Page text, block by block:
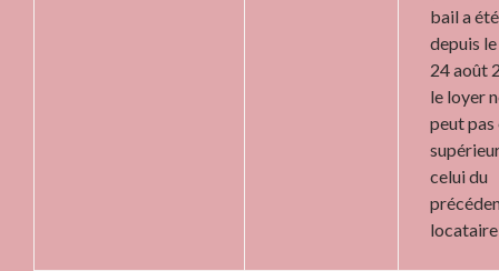
bail a
depuis le
24 août
le loyer
peut
celui du
locataire